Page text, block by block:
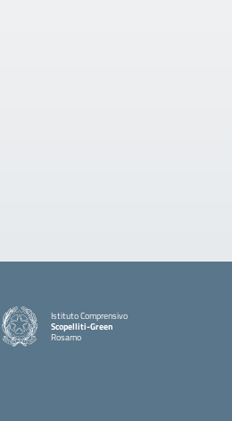
Istituto Comprensivo
Scopelliti-Green
Rosarno